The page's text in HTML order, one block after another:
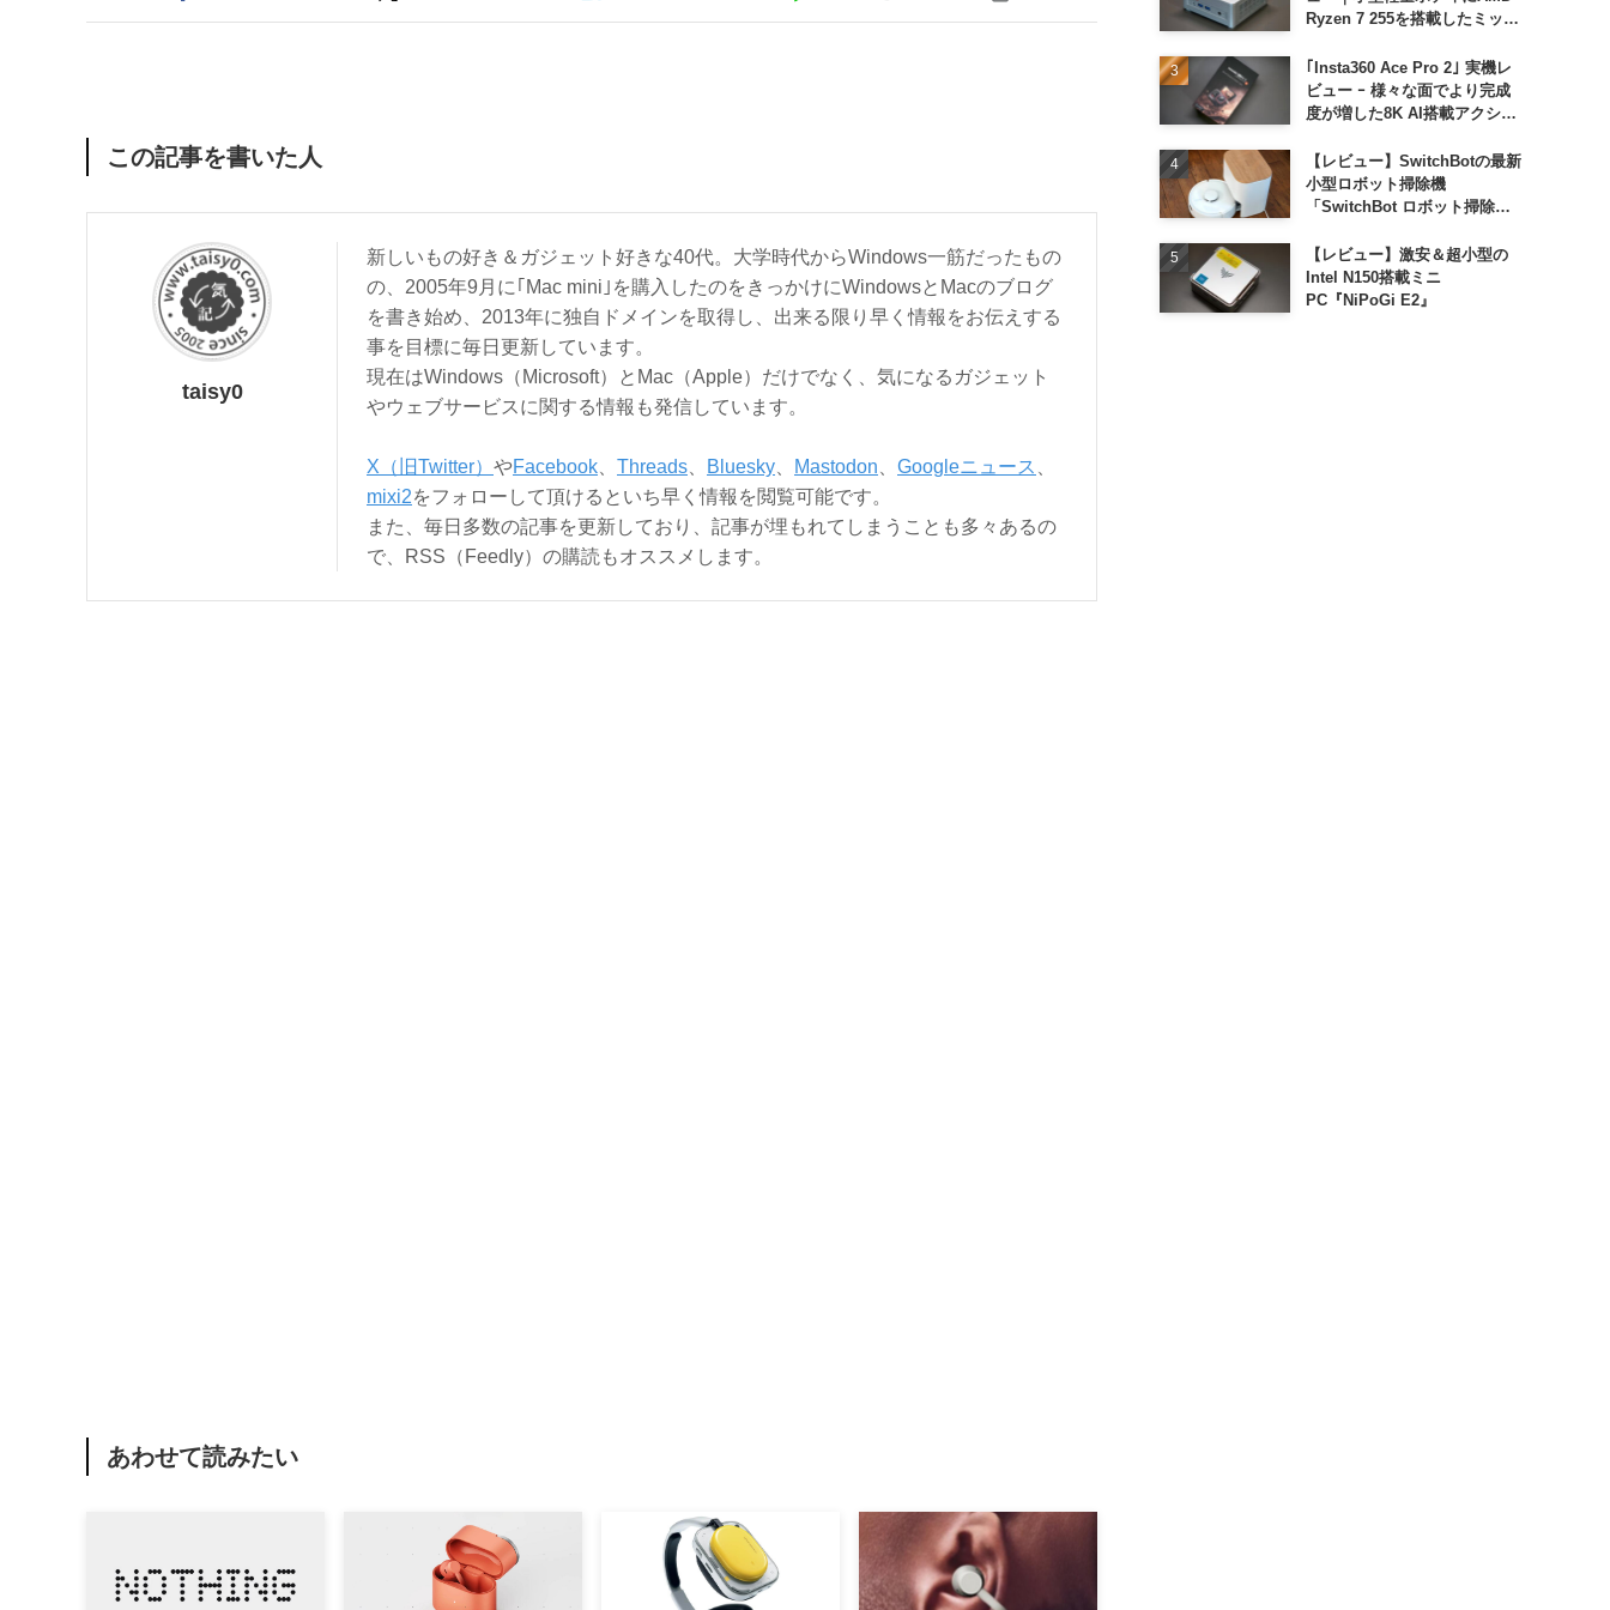
この記事を書いた人
taisy0
新しいもの好き＆ガジェット好きな40代。大学時代からWindows一筋だったもの
の、2005年9月に｢Mac mini｣を購入したのをきっかけにWindowsとMacのブログ
を書き始め、2013年に独自ドメインを取得し、出来る限り早く情報をお伝えする
事を目標に毎日更新しています。
現在はWindows（Microsoft）とMac（Apple）だけでなく、気になるガジェット
やウェブサービスに関する情報も発信しています。
X（旧Twitter） やFacebook Threads Bluesky Mastodon Googleニュース
mixi2をフォローして頂けるといち早く情報を閲覧可能です。
また、毎日多数の記事を更新しており、記事が埋もれてしまうことも多々あるの
で、RSS（Feedly）の購読もオススメします。
あわせて読みたい
Ryzen 7 255を搭載したミッド
｢Insta360 Ace Pro 2｣ 実機レ
ビュー ｰ 様々な面でより完成
度が増した8K AI搭載アクショ
【レビュー】SwitchBotの最新
小型ロボット掃除機
「SwitchBot ロボット掃除機
【レビュー】激安＆超小型の
Intel N150搭載ミニ
PC『NiPoGi E2』